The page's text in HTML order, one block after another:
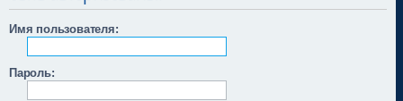
Имя пользователя:
Пароль: